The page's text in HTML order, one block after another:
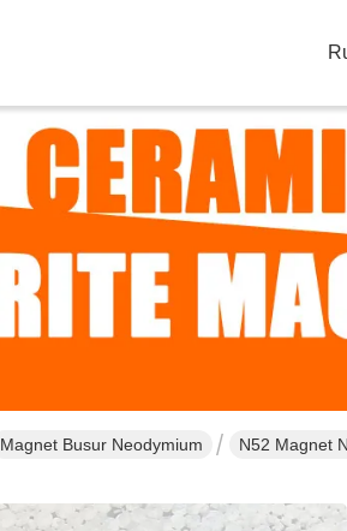
Magnet Busur Neodymium N52 Magnet